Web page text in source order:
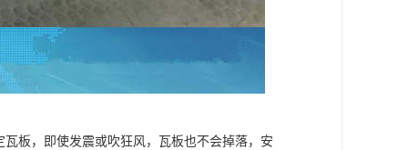
板，即使发震或吹狂风，瓦板也不会掉落，安